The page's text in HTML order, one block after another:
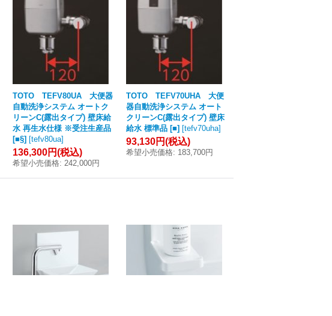
TOTO TEFV80UA 大便器
自動洗浄システム オートク
リーンC(露出タイプ) 壁床給
水 再生水仕様 ※受注生産品
[■§] [tefv80ua]
136,300円(税込)
希望小売価格: 242,000円
TOTO TEFV70UHA 大便
器自動洗浄システム オート
クリーンC(露出タイプ) 壁床
給水 標準品 [■] [tefv70uha]
93,130円(税込)
希望小売価格: 183,700円